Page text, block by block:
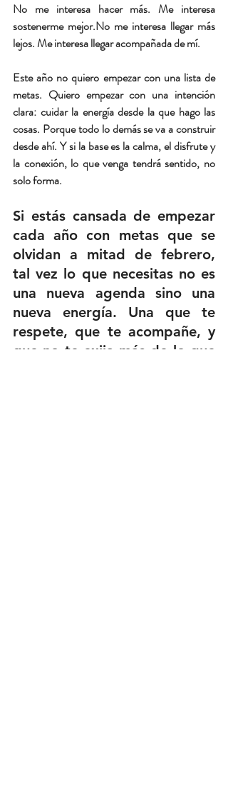
No me interesa hacer más. Me interesa
sostenerme mejor.No me interesa llegar más
lejos. Me interesa llegar acompañada de mí.
Este año no quiero empezar con una lista de
metas. Quiero empezar con una intención
clara: cuidar la energía desde la que hago las
cosas. Porque todo lo demás se va a construir
desde ahí. Y si la base es la calma, el disfrute y
la conexión, lo que venga tendrá sentido, no
solo forma.
Si estás cansada de empezar
cada año con metas que se
olvidan a mitad de febrero,
tal vez lo que necesitas no es
una nueva agenda sino una
nueva energía. Una que te
respete, que te acompañe, y
que no te exija más de lo que